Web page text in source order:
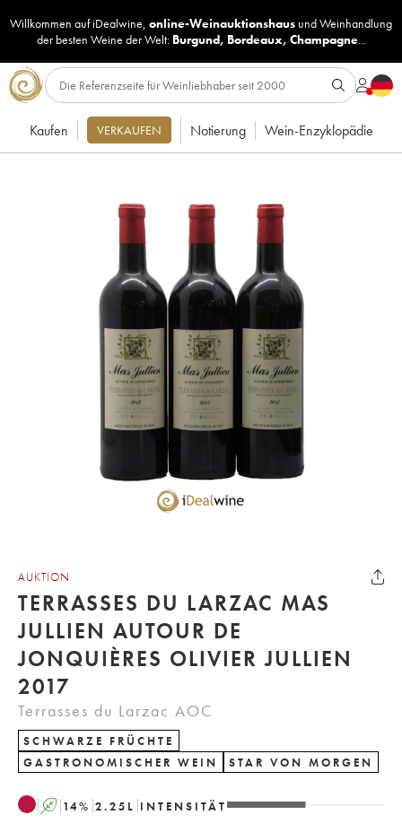
Willkommen auf iDealwine, online-Weinauktionshaus undWeinhandlung
der besten Weine der Welt: Burgund, Bordeaux, Champagne...
Kaufen VERKAUFEN Notierung Wein-Enzyklopädie
AUKTION
TERRASSES DU LARZAC MAS
JULLIEN AUTOUR DE
JONQUIÈRES OLIVIER JULLIEN
2017
Terrasses du Larzac AOC
SCHWARZE FRÜCHTE
GASTRONOMISCHER WEIN
STAR VON MORGEN
A 14% 2.25 L INTENSITÄT